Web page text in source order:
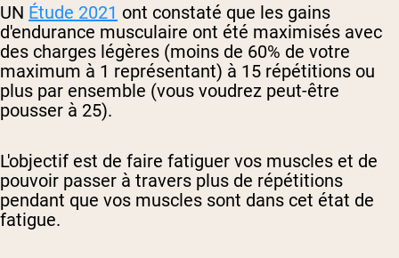
UN Étude 2021 ont constaté que les gains
d'endurance musculaire ont été maximisés avec
des charges légères (moins de 60% de votre
maximum à 1 représentant) à 15 répétitions ou
plus par ensemble (vous voudrez peut-être
pousser à 25).
L'objectif est de faire fatiguer vos muscles et de
pouvoir passer à travers plus de répétitions
pendant que vos muscles sont dans cet état de
fatigue.